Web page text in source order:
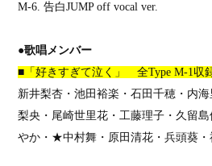
M-6. 告白JUMP off vocal ver.
●歌唱メンバー
■「好きすぎて泣く」 全Type M-1収
新井梨杏・池田裕楽・石田千穂・内
梨央・尾崎世里花・工藤理子・久留
やか・★中村舞・原田清花・兵頭葵・